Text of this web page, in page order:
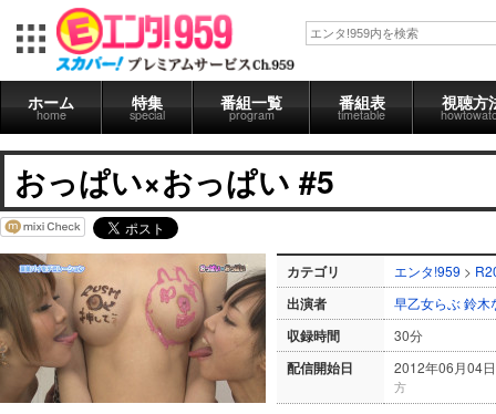
ホーム
home
特集
special
番組一覧
program
番組表
timetable
視聴方
おっぱい×おっぱい #5
カテゴリ エンタ!959 >
出演者 早乙女らぶ鈴木
収録時間 30分
配信開始日 2012年06月04日
方